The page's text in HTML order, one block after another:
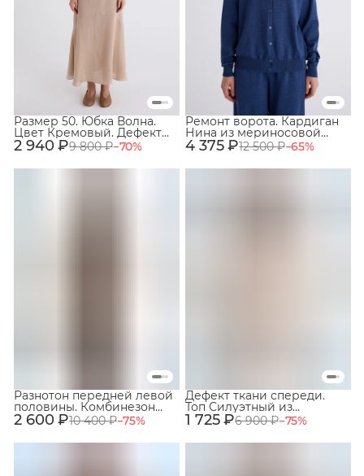
2 940 ₽9 800 ₽−70%
Размер 50. Юбка Волна.
Цвет Кремовый. Дефект
ткани. №5 4 375 ₽12 500 ₽−65%
Ремонт ворота. Кардиган
Нина из мериносовой
шерсти 100%. Цвет Гроза.
№ 17
2 600 ₽10 400 ₽−75%
Разнотон передней левой
половины. Комбинезон
изо льна 100%. Цвет
тёмный тауп. Размер 44.
№73,74
1 725 ₽6 900 ₽−75%
Дефект ткани спереди.
Топ Силуэтный из
вискозы и ацетата. Цвет
кремовый. Размер 46.
№62